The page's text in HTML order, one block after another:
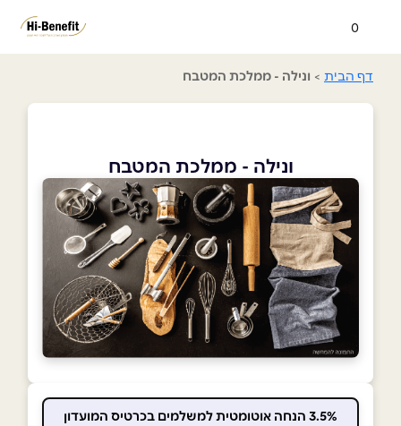
0
דף הבית > ונילה - ממלכת המטבח
ונילה - ממלכת המטבח
3.5% הנחה אוטומטית למשלמים בכרטיס המועדון